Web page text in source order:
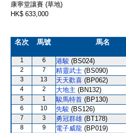
康寧堂讓賽 (草地)
HK$ 633,000
名次 馬號 馬名
1 6 港駿 (BS024)
2 7 精靈武士 (BS090)
3 13 天天歡喜 (BP062)
4 2 大地主 (BN132)
5 1 駿馬特首 (BP130)
6 10 先駿 (BS126)
7 3 勇冠群雄 (BT178)
8 9 電子威龍 (BP019)